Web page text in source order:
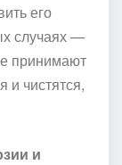
его
случаях —
принимают
и чистятся,
и